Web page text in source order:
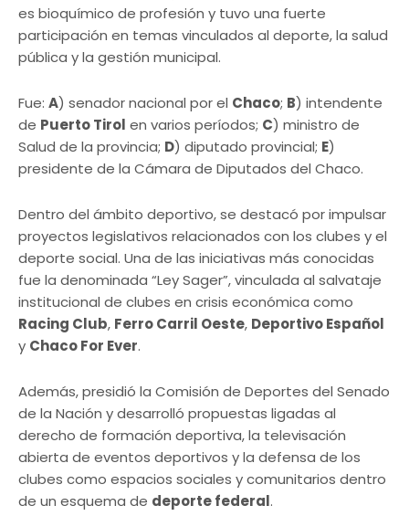
es bioquímico de profesión y tuvo una fuerte
participación en temas vinculados al deporte, la salud
pública y la gestión municipal.
Fue: A) senador nacional por el Chaco; B) intendente
de Puerto Tirol en varios períodos; C) ministro de
Salud de la provincia; D) diputado provincial; E)
presidente de la Cámara de Diputados del Chaco.
Dentro del ámbito deportivo, se destacó por impulsar
proyectos legislativos relacionados con los clubes y el
deporte social. Una de las iniciativas más conocidas
fue la denominada “Ley Sager”, vinculada al salvataje
institucional de clubes en crisis económica como
Racing Club, Ferro Carril Oeste, Deportivo Español
y Chaco For Ever.
Además, presidió la Comisión de Deportes del Senado
de la Nación y desarrolló propuestas ligadas al
derecho de formación deportiva, la televisación
abierta de eventos deportivos y la defensa de los
clubes como espacios sociales y comunitarios dentro
de un esquema de deporte federal.